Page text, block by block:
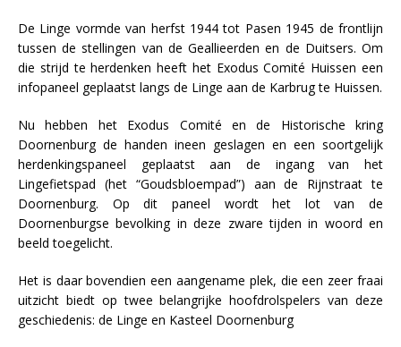
De Linge vormde van herfst 1944 tot Pasen 1945 de frontlijn
tussen de stellingen van de Geallieerden en de Duitsers. Om
die strijd te herdenken heeft het Exodus Comité Huissen een
infopaneel geplaatst langs de Linge aan de Karbrug te Huissen.
Nu hebben het Exodus Comité en de Historische kring
Doornenburg de handen ineen geslagen en een soortgelijk
herdenkingspaneel geplaatst aan de ingang van het
Lingefietspad (het “Goudsbloempad”) aan de Rijnstraat te
Doornenburg. Op dit paneel wordt het lot van de
Doornenburgse bevolking in deze zware tijden in woord en
beeld toegelicht.
Het is daar bovendien een aangename plek, die een zeer fraai
uitzicht biedt op twee belangrijke hoofdrolspelers van deze
geschiedenis: de Linge en Kasteel Doornenburg